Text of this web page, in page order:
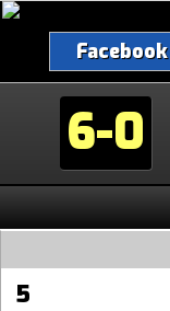
5
Facebook
6-0